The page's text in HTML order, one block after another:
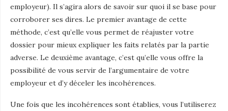
employeur). Il s’agira alors de savoir sur quoi il se base pour
corroborer ses dires. Le premier avantage de cette
méthode, c’est qu’elle vous permet de réajuster votre
dossier pour mieux expliquer les faits relatés par la partie
adverse. Le deuxième avantage, c’est qu’elle vous offre la
possibilité de vous servir de l’argumentaire de votre
employeur et d’y déceler les incohérences.
Une fois que les incohérences sont établies, vous l’utiliserez